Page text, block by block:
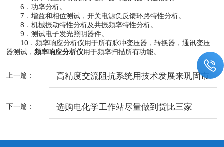
6．功率分析。
7．增益和相位测试，开关电源负反馈环路特性分析。
8．机械振动特性分析及共振频率特性分析。
9．测试电子发光照明器件。
10．频率响应分析仪用于所有脉冲变压器，转换器，通讯变压
器测试，频率响应分析仪用于频率扫描所有功能。
上一篇： 高精度交流阻抗系统用技术发展来巩固市
下一篇： 选购电化学工作站尽量做到货比三家